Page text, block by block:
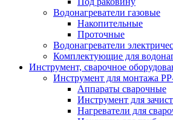
Водонагреватели газовые
Накопительные
Проточные
Водонагреватели
Комплектующие для
Инструмент, сварочное
Инструмент для монтажа
Аппараты сварочные
Инструмент для
Нагреватели для